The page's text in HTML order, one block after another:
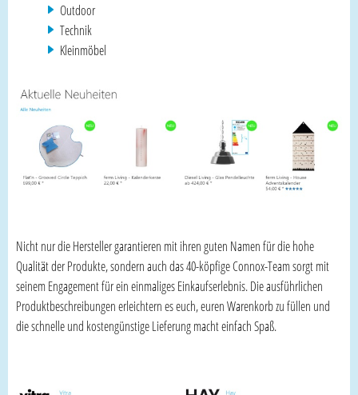
Outdoor
Technik
Kleinmöbel
Nicht nur die Hersteller garantieren mit ihren guten Namen für die hohe
Qualität der Produkte, sondern auch das 40-köpfige Connox-Team sorgt mit
seinem Engagement für ein einmaliges Einkaufserlebnis. Die ausführlichen
Produktbeschreibungen erleichtern es euch, euren Warenkorb zu füllen und
die schnelle und kostengünstige Lieferung macht einfach Spaß.